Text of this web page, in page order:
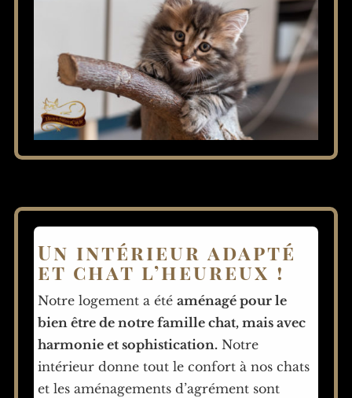
Un intérieur adapté
et chat l’heureux !
Notre logement a été aménagé pour le
bien être de notre famille chat, mais avec
harmonie et sophistication.Notre
intérieur donne tout le confort à nos chats
et les aménagements d’agrément sont